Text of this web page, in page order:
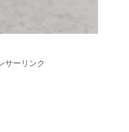
サーリンク